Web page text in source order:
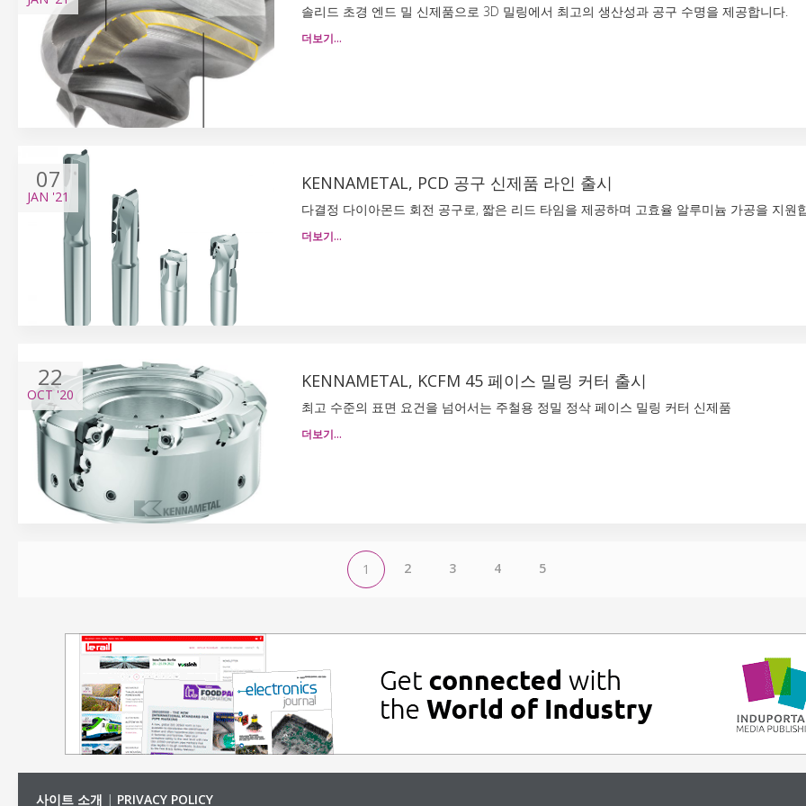
솔리드 초경 엔드 밀 신제품으로 3D 밀링에서 최고의 생산성과 공구 수명을 제공합니다.
더보기…
07
JAN '21
KENNAMETAL, PCD 공구 신제품 라인 출시
다결정 다이아몬드 회전 공구로, 짧은 리드 타임을 제공하며 고효율 알루미늄 가공을 지원
더보기…
22
OCT '20
KENNAMETAL, KCFM 45 페이스 밀링 커터 출시
최고 수준의 표면 요건을 넘어서는 주철용 정밀 정삭 페이스 밀링 커터 신제품
더보기…
1 2 3 4 5
사이트 소개 | PRIVACY POLICY